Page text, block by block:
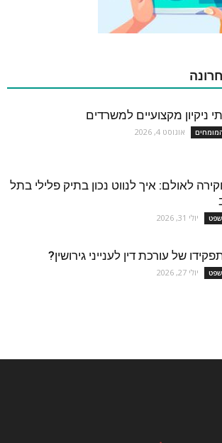
ניקיון מקצועיים למשרדים
אוגוסט 4, 2026
לאולם: איך לנווט נכון בתיק פלילי בתל
יולי 31, 2026
של עורכת דין לענייני גירושין?
יולי 27, 2026